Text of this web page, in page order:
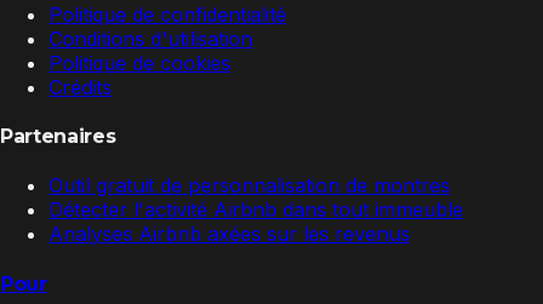
Politique de confidentialité
Conditions d'utilisation
Politique de cookies
Crédits
Partenaires
Outil gratuit de personnalisation de montres
Détecter l'activité Airbnb dans tout immeuble
Analyses Airbnb axées sur les revenus
Pour